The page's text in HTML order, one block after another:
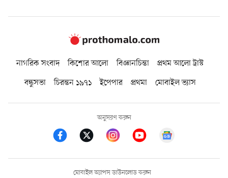
নাগরিক সংবাদ কিশোর আলো বিজ্ঞানচিন্তা
প্রথম আলো ট্রাস্ট
বন্ধুসভা
চিরন্তন ১৯৭১ ইপেপার প্রথমা মোবাইল ভ্যাস
অনুসরণ করুন
মোবাইল অ্যাপস ডাউনলোড করুন